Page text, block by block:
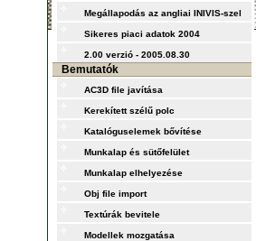
Megállapodás az angliai INIVIS-szel
Sikeres piaci adatok 2004
2.00 verzió - 2005.08.30
Bemutatók
AC3D file javítása
Kerekített szélű polc
Katalóguselemek bővítése
Munkalap és sütőfelület
Munkalap elhelyezése
Obj file import
Textúrák bevitele
Modellek mozgatása